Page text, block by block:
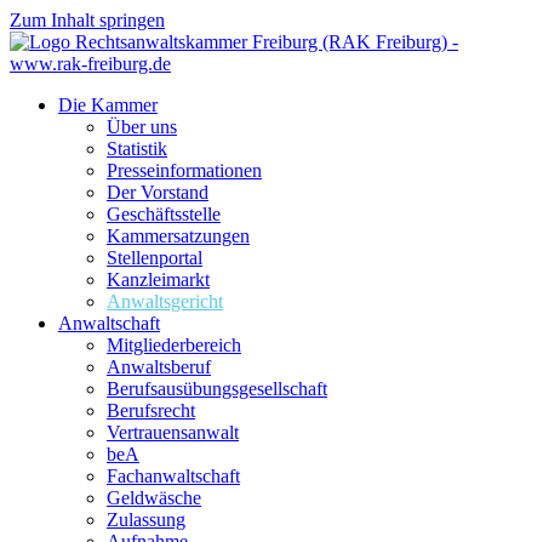
Zum Inhalt springen
Die Kammer
Über uns
Statistik
Presseinformationen
Der Vorstand
Geschäftsstelle
Kammersatzungen
Stellenportal
Kanzleimarkt
Anwaltsgericht
Anwaltschaft
Mitgliederbereich
Anwaltsberuf
Berufsausübungs­gesellschaft
Berufsrecht
Vertrauensanwalt
beA
Fachanwaltschaft
Geldwäsche
Zulassung